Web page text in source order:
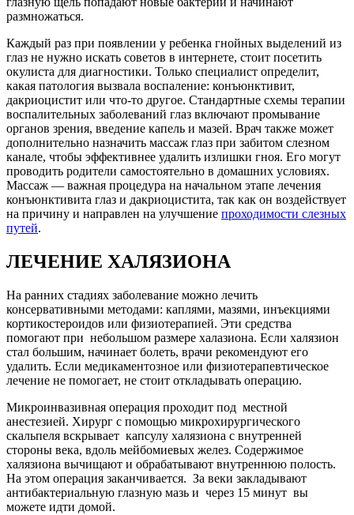
размножаться.
Каждый раз при появлении у ребенка гнойных выделений из
глаз не нужно искать советов в интернете, стоит посетить
окулиста для диагностики. Только специалист определит,
какая патология вызвала воспаление: конъюнктивит,
дакриоцистит или что-то другое. Стандартные схемы терапии
воспалительных заболеваний глаз включают промывание
органов зрения, введение капель и мазей. Врач также может
дополнительно назначить массаж глаз при забитом слезном
канале, чтобы эффективнее удалить излишки гноя. Его могут
проводить родители самостоятельно в домашних условиях.
Массаж — важная процедура на начальном этапе лечения
конъюнктивита глаз и дакриоцистита, так как он воздействует
на причину и направлен на улучшение проходимости слезных
путей.
ЛЕЧЕНИЕ ХАЛЯЗИОНА
На ранних стадиях заболевание можно лечить
консервативными методами: каплями, мазями, инъекциями
кортикостероидов или физиотерапией. Эти средства
помогают при небольшом размере халазиона. Если халязион
стал большим, начинает болеть, врачи рекомендуют его
удалить. Если медикаментозное или физиотерапевтическое
лечение не помогает, не стоит откладывать операцию.
Микроинвазивная операция проходит под местной
анестезией. Хирург с помощью микрохирургического
скальпеля вскрывает капсулу халязиона с внутренней
стороны века, вдоль мейбомиевых желез. Содержимое
халязиона вычищают и обрабатывают внутреннюю полость.
На этом операция заканчивается. За веки закладывают
антибактериальную глазную мазь и через 15 минут вы
можете идти домой.